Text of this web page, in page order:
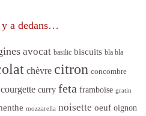
y a dedans…
avocat basilic biscuits bla bla
chèvre citron concombre
courgette curry feta framboise gratin
mozzarella noisette oeuf oignon